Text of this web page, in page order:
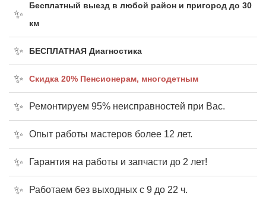
Бесплатный выезд в любой район и пригород до 30
км
БЕСПЛАТНАЯ Диагностика
Cкидка 20% Пенсионерам, многодетным
Ремонтируем 95% неисправностей при Вас.
Опыт работы мастеров более 12 лет.
Гарантия на работы и запчасти до 2 лет!
Работаем без выходных с 9 до 22 ч.